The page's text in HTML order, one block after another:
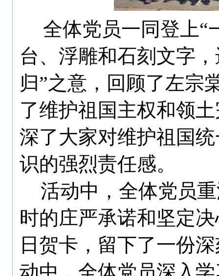
全体党员一同登上“
台、浮雕和石刻文字
归”之意， 回顾了左宗
了维护祖国主权和领
深了大家对维护祖国
识的强烈责任感。
活动中 ， 全体党员
时的庄严承诺和坚定
日 贺卡， 留下了一份